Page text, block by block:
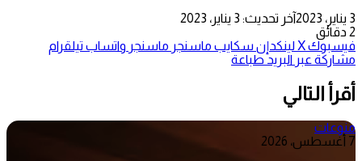
3 يناير، 2023
آخر تحديث: 3 يناير، 2023
2 دقائق
فيسبوك‫Xلينكدإن سكايب ماسنجر ماسنجر واتساب تيلقرام
مشاركة عبر البريد طباعة
أقرأ التالي
منوعات
7 أغسطس، 2026